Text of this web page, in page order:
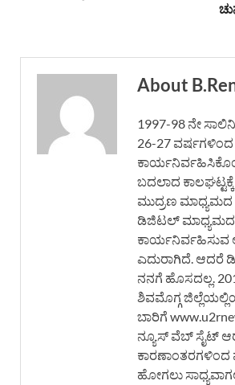
About
1997-98 ನೇ
26-27 ವರ್ಷಗಳಿಂದ
ಬದಲಾದ
ಮುದ್ರಣ
ಡಿಜಿಟಲ್
ಎದುರಾಗಿದೆ. ಆದರೆ
ನನಗೆ ಹೊಸದಲ್ಲ.
ಶಿವಮೊಗ್ಗ
ಬಾರಿಗೆ
ನ್ಯೂಸ್ ವೆಬ್ ಸೈಟ್
ಕಾರಣಾಂತರಗಳಿಂದ
ಹೋಗಲು